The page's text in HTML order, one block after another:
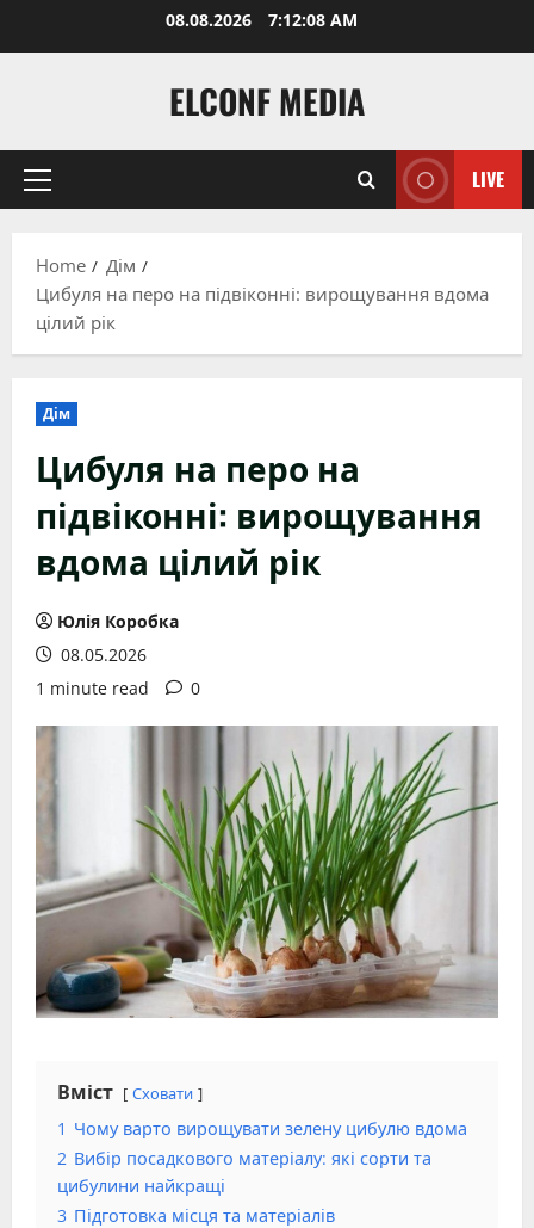
08.08.2026 7:12:09 AM
ELCONF MEDIA
Primary
LIVE
Home
Дім
Цибуля на перо на підвіконні: вирощування вдома
цілий рік
Дім
Цибуля на перо на
підвіконні: вирощування
вдома цілий рік
Юлія Коробка
08.05.2026
1 minute read
0
Вміст Сховати
1 Чому варто вирощувати зелену цибулю вдома
2 Вибір посадкового матеріалу: які сорти та
цибулини найкращі
3 Підготовка місця та матеріалів